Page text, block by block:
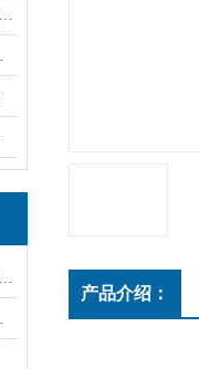
产品介绍：